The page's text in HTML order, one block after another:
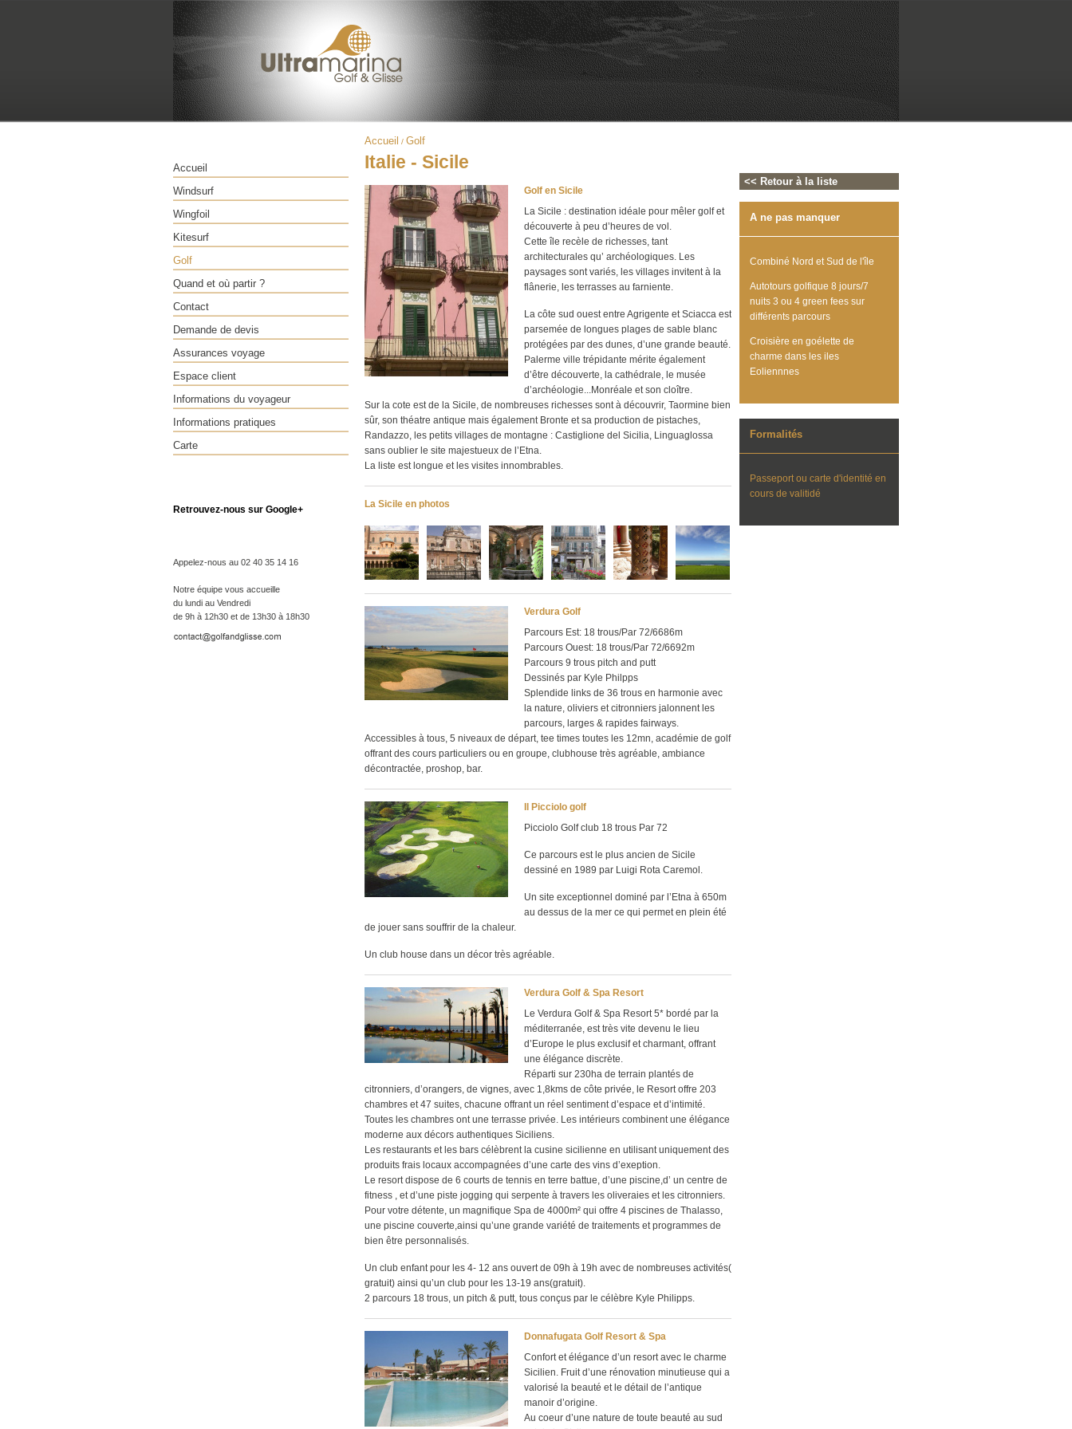
Accueil
Windsurf
Wingfoil
Kitesurf
Golf
Quand et où partir ?
Contact
Demande de devis
Assurances voyage
Espace client
Informations du voyageur
Informations pratiques
Carte
Retrouvez-nous sur Google+
Appelez-nous au 02 40 35 14 16
Notre équipe vous accueille
du lundi au Vendredi
de 9h à 12h30 et de 13h30 à 18h30
Accueil / Golf
Italie - Sicile
Golf en Sicile
La Sicile : destination idéale pour mêler golf et
découverte à peu d’heures de vol.
Cette île recèle de richesses, tant
architecturales qu’ archéologiques. Les
paysages sont variés, les villages invitent à la
flânerie, les terrasses au farniente.
La côte sud ouest entre Agrigente et Sciacca est
parsemée de longues plages de sable blanc
protégées par des dunes, d’une grande beauté.
Palerme ville trépidante mérite également
d’être découverte, la cathédrale, le musée
d’archéologie...Monréale et son cloître.
Sur la cote est de la Sicile, de nombreuses richesses sont à découvrir, Taormine bien
sûr, son théatre antique mais également Bronte et sa production de pistaches,
Randazzo, les petits villages de montagne : Castiglione del Sicilia, Linguaglossa
sans oublier le site majestueux de l’Etna.
La liste est longue et les visites innombrables.
La Sicile en photos
Verdura Golf
Parcours Est: 18 trous/Par 72/6686m
Parcours Ouest: 18 trous/Par 72/6692m
Parcours 9 trous pitch and putt
Dessinés par Kyle Philpps
Splendide links de 36 trous en harmonie avec
la nature, oliviers et citronniers jalonnent les
parcours, larges & rapides fairways.
Accessibles à tous, 5 niveaux de départ, tee times toutes les 12mn, académie de golf
offrant des cours particuliers ou en groupe, clubhouse très agréable, ambiance
décontractée, proshop, bar.
Il Picciolo golf
Picciolo Golf club 18 trous Par 72
Ce parcours est le plus ancien de Sicile
dessiné en 1989 par Luigi Rota Caremol.
Un site exceptionnel dominé par l’Etna à 650m
au dessus de la mer ce qui permet en plein été
de jouer sans souffrir de la chaleur.
Un club house dans un décor très agréable.
Verdura Golf & Spa Resort
Le Verdura Golf & Spa Resort 5* bordé par la
méditerranée, est très vite devenu le lieu
d’Europe le plus exclusif et charmant, offrant
une élégance discrète.
Réparti sur 230ha de terrain plantés de
citronniers, d’orangers, de vignes, avec 1,8kms de côte privée, le Resort offre 203
chambres et 47 suites, chacune offrant un réel sentiment d’espace et d’intimité.
Toutes les chambres ont une terrasse privée. Les intérieurs combinent une élégance
moderne aux décors authentiques Siciliens.
Les restaurants et les bars célèbrent la cusine sicilienne en utilisant uniquement des
produits frais locaux accompagnées d’une carte des vins d’exeption.
Le resort dispose de 6 courts de tennis en terre battue, d’une piscine,d’ un centre de
fitness , et d’une piste jogging qui serpente à travers les oliveraies et les citronniers.
Pour votre détente, un magnifique Spa de 4000m² qui offre 4 piscines de Thalasso,
une piscine couverte,ainsi qu’une grande variété de traitements et programmes de
bien être personnalisés.
Un club enfant pour les 4- 12 ans ouvert de 09h à 19h avec de nombreuses activités(
gratuit) ainsi qu’un club pour les 13-19 ans(gratuit).
2 parcours 18 trous, un pitch & putt, tous conçus par le célèbre Kyle Philipps.
Donnafugata Golf Resort & Spa
Confort et élégance d’un resort avec le charme
Sicilien. Fruit d’une rénovation minutieuse qui a
valorisé la beauté et le détail de l’antique
manoir d’origine.
Au coeur d’une nature de toute beauté au sud
<< Retour à la liste
A ne pas manquer
Combiné Nord et Sud de l'île
Autotours golfique 8 jours/7
nuits 3 ou 4 green fees sur
différents parcours
Croisière en goélette de
charme dans les iles
Eoliennnes
Formalités
Passeport ou carte d'identité en
cours de valitidé